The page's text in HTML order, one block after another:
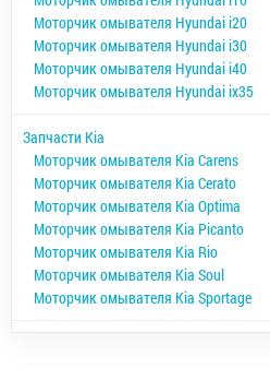
Моторчик омывателя Hyundai i20
Моторчик омывателя Hyundai i30
Моторчик омывателя Hyundai i40
Моторчик омывателя Hyundai ix35
Запчасти Kia
Моторчик омывателя Kia Carens
Моторчик омывателя Kia Cerato
Моторчик омывателя Kia Optima
Моторчик омывателя Kia Picanto
Моторчик омывателя Kia Rio
Моторчик омывателя Kia Soul
Моторчик омывателя Kia Sportage